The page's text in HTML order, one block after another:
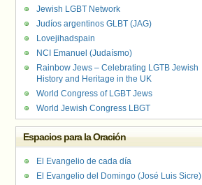
Jewish LGBT Network
Judíos argentinos GLBT (JAG)
Lovejihadspain
NCI Emanuel (Judaísmo)
Rainbow Jews – Celebrating LGTB Jewish
History and Heritage in the UK
World Congress of LGBT Jews
World Jewish Congress LBGT
Espacios para la Oración
El Evangelio de cada día
El Evangelio del Domingo (José Luis Sicre)